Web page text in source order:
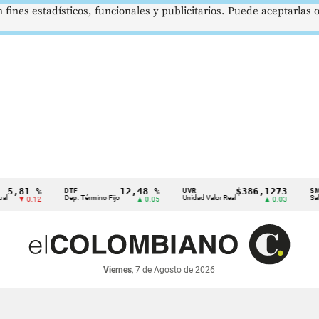
% DTF
Dep. Término Fijo
12,48 %
▲ 0.05
UVR
Unidad Valor Real
$386,1273 SMMLV
Salario
Viernes, 7 de Agosto de 2026
estadísticos, funcionales y publicitarios. Puede aceptarlas